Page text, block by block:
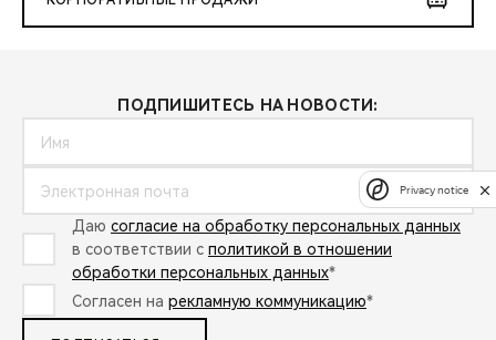
ПОДПИШИТЕСЬ НА НОВОСТИ:
Даю согласие на обработку персональных данных
в соответствии с политикой в отношении
обработки персональных данных*
Согласен на рекламную коммуникацию*
Privacy notice